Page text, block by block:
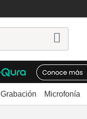
Grabación Microfonía